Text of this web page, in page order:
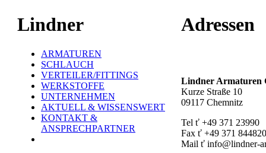
Lindner
ARMATUREN
SCHLAUCH
VERTEILER/FITTINGS
WERKSTOFFE
UNTERNEHMEN
AKTUELL & WISSENSWERT
KONTAKT &
ANSPRECHPARTNER
Adressen
Lindner Armaturen
Kurze Straße 10
09117 Chemnitz
Tel ť +49 371 23990
Fax ť +49 371
Mail ť info@lindner-